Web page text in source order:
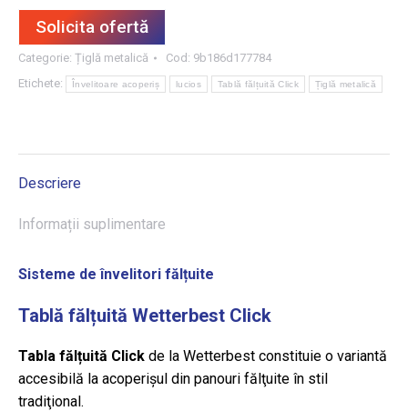
Solicita ofertă
Categorie: Țiglă metalică Cod: 9b186d177784
Etichete:
Învelitoare acoperiș lucios Tablă fălțuită Click Țiglă metalică
Descriere
Informații suplimentare
Sisteme de învelitori fălțuite
Tablă fălțuită Wetterbest Click
Tabla fălțuită Click de la Wetterbest constituie o variantă
accesibilă la acoperişul din panouri fălţuite în stil
tradiţional.